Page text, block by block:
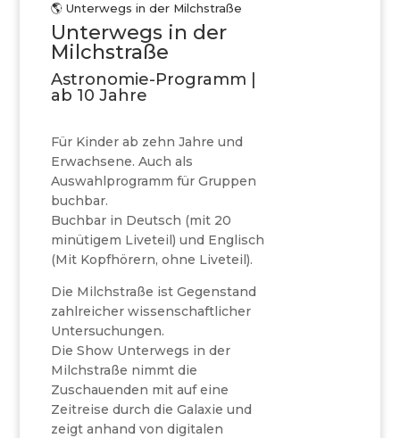
🌎 Unterwegs in der Milchstraße
Unterwegs in der
Milchstraße
Astronomie-Programm |
ab 10 Jahre
Für Kinder ab zehn Jahre und
Erwachsene. Auch als
Auswahlprogramm für Gruppen
buchbar.
Buchbar in Deutsch (mit 20
minütigem Liveteil) und Englisch
(Mit Kopfhörern, ohne Liveteil).
Die Milchstraße ist Gegenstand
zahlreicher wissenschaftlicher
Untersuchungen.
Die Show Unterwegs in der
Milchstraße nimmt die
Zuschauenden mit auf eine
Zeitreise durch die Galaxie und
zeigt anhand von digitalen